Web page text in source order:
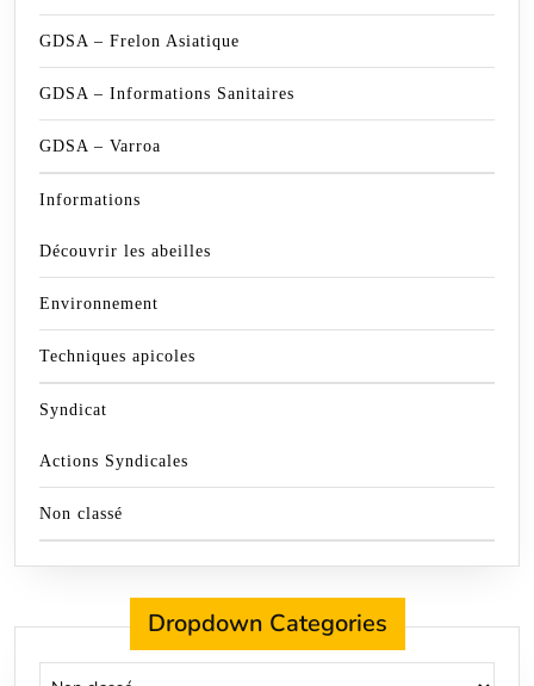
GDSA – Frelon Asiatique
GDSA – Informations Sanitaires
GDSA – Varroa
Informations
Découvrir les abeilles
Environnement
Techniques apicoles
Syndicat
Actions Syndicales
Non classé
Dropdown Categories